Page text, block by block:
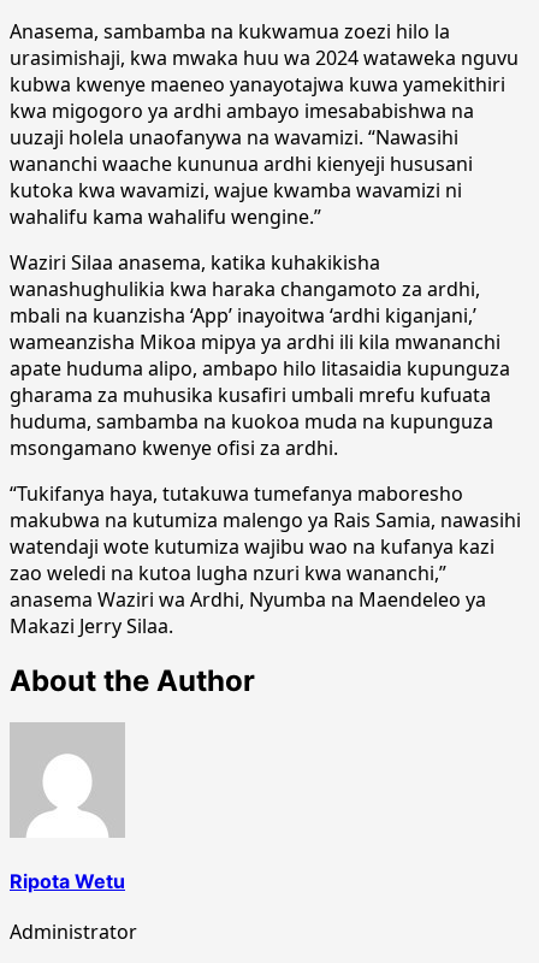
Anasema, sambamba na kukwamua zoezi hilo la
urasimishaji, kwa mwaka huu wa 2024 wataweka nguvu
kubwa kwenye maeneo yanayotajwa kuwa yamekithiri
kwa migogoro ya ardhi ambayo imesababishwa na
uuzaji holela unaofanywa na wavamizi. “Nawasihi
wananchi waache kununua ardhi kienyeji hususani
kutoka kwa wavamizi, wajue kwamba wavamizi ni
wahalifu kama wahalifu wengine.”
Waziri Silaa anasema, katika kuhakikisha
wanashughulikia kwa haraka changamoto za ardhi,
mbali na kuanzisha ‘App’ inayoitwa ‘ardhi kiganjani,’
wameanzisha Mikoa mipya ya ardhi ili kila mwananchi
apate huduma alipo, ambapo hilo litasaidia kupunguza
gharama za muhusika kusafiri umbali mrefu kufuata
huduma, sambamba na kuokoa muda na kupunguza
msongamano kwenye ofisi za ardhi.
“Tukifanya haya, tutakuwa tumefanya maboresho
makubwa na kutumiza malengo ya Rais Samia, nawasihi
watendaji wote kutumiza wajibu wao na kufanya kazi
zao weledi na kutoa lugha nzuri kwa wananchi,”
anasema Waziri wa Ardhi, Nyumba na Maendeleo ya
Makazi Jerry Silaa.
About the Author
Ripota Wetu
Administrator